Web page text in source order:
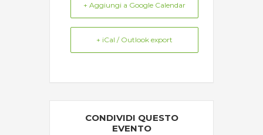
+ Aggiungi a Google Calendar
+ iCal / Outlook export
CONDIVIDI QUESTO
EVENTO